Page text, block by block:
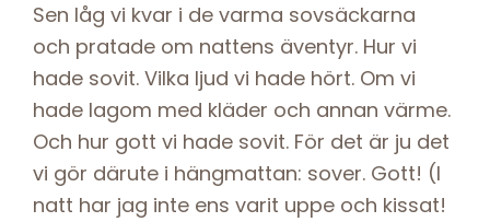
Sen låg vi kvar i de varma sovsäckarna
och pratade om nattens äventyr. Hur vi
hade sovit. Vilka ljud vi hade hört. Om vi
hade lagom med kläder och annan värme.
Och hur gott vi hade sovit. För det är ju det
vi gör därute i hängmattan: sover. Gott! (I
natt har jag inte ens varit uppe och kissat!